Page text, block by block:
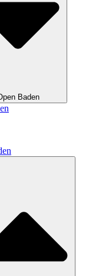
Baden